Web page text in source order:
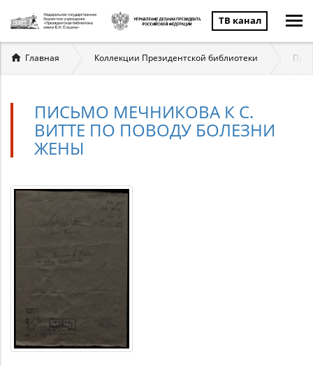
ТВ канал
Вы
здесь
Главная Коллекции Президентской библиотеки
ПИСЬМО МЕЧНИКОВА К С.
ВИТТЕ ПО ПОВОДУ БОЛЕЗНИ
ЖЕНЫ